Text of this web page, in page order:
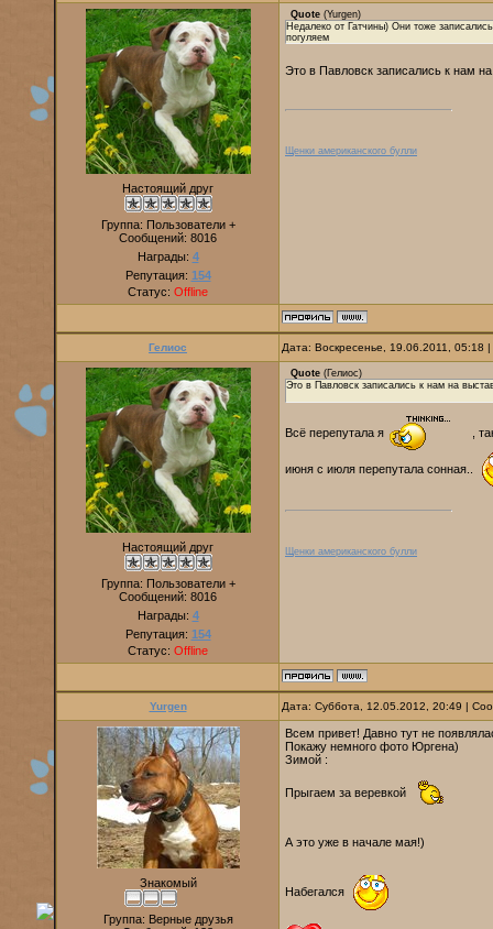
Настоящий друг
Группа: Пользователи +
Сообщений: 8016
Награды: 4
Репутация: 154
Статус: Offline
Quote (Yurgen)
Недалеко от Гатчины) Они тоже
погуляем
Это в Павловск записались к нам
Щенки американского булли
Гелиос Дата: Воскресенье, 19.06.2011,
Настоящий друг
Группа: Пользователи +
Сообщений: 8016
Награды: 4
Репутация: 154
Статус: Offline
Quote (Гелиос)
Это в Павловск записались к нам на
Всё перепутала я ,
июня с июля перепутала сонная..
Щенки американского булли
Yurgen Дата: Суббота, 12.05.2012, 20:49 |
Знакомый
Группа: Верные друзья
Всем привет! Давно тут не
Покажу немного фото Юргена)
Зимой :
Прыгаем за веревкой
А это уже в начале мая!)
Набегался